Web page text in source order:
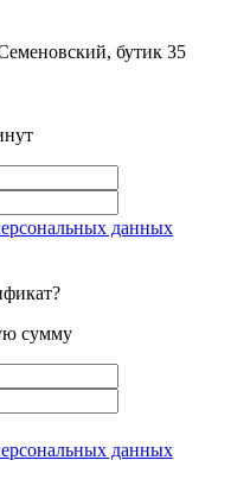
бутик 35
данных
сумму
данных